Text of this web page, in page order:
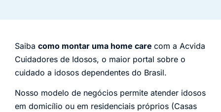
Saiba como montar uma home care com a Acvida
Cuidadores de Idosos, o maior portal sobre o
cuidado a idosos dependentes do Brasil.
Nosso modelo de negócios permite atender idosos
em domicílio ou em residenciais próprios (Casas